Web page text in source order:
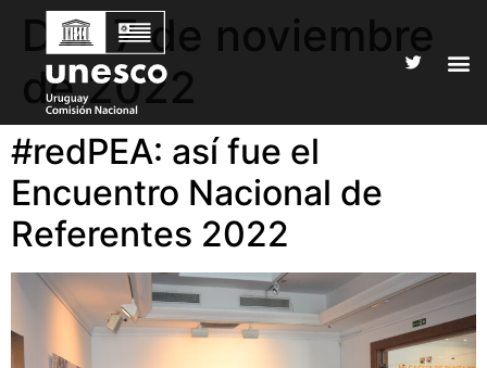
Día: 7 de noviembre
de 2022
#redPEA: así fue el
Encuentro Nacional de
Referentes 2022